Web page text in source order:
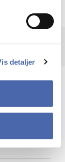
detaljer